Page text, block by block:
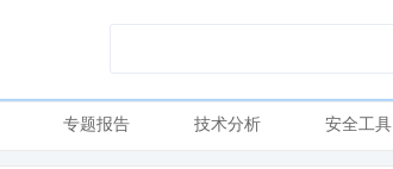
专题报告 技术分析 安全工具